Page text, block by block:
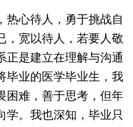
热心待人，勇于挑战自
，宽以待人，若要人敬
正是建立在理解与沟通
毕业的医学毕业生，我
困难，善于思考，但年
学。我也深知，毕业只